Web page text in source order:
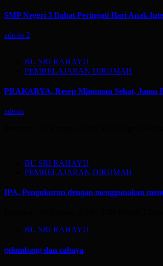
SMP Negeri 3 Babat Peringati Hari Anak
admin 2
BU SRI RAHAYU
PEMBELAJARAN DIRUMAH
PRAKARYA, Resep Minuman Sehat, Jamu
admin
BU SRI RAHAYU
PEMBELAJARAN DIRUMAH
IPA, Pengukuran dengan menggunakan
BU SRI RAHAYU
gelombang dan cahaya